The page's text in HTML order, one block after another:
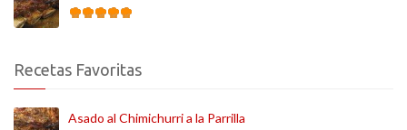
Recetas Favoritas
Asado al Chimichurri a la Parrilla